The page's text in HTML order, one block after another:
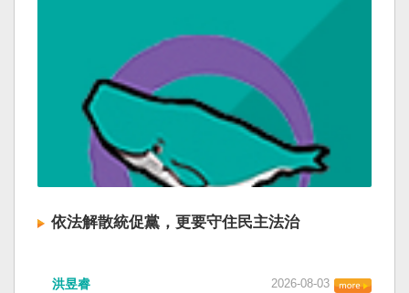
依法解散統促黨，更要守住民主法治
洪昱睿 2026-08-03